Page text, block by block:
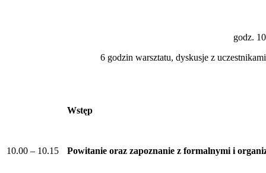
godz.
6 godzin warsztatu, dyskusje z
10.00 – 10.15
Wstęp
Powitanie oraz zapoznanie z formalnymi i